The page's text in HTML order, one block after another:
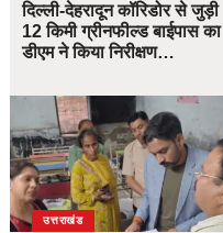
दिल्ली-देहरादून कॉरिडोर से जुड़ी
12 किमी ग्रीनफील्ड बाईपास का
डीएम ने किया निरीक्षण…
उत्तराखंड